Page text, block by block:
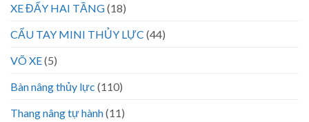
XE ĐẨY HAI TẦNG(18)
CẨU TAY MINI THỦY LỰC (44)
VÕ XE(5)
Bàn nâng thủy lực (110)
Thang nâng tự hành(11)